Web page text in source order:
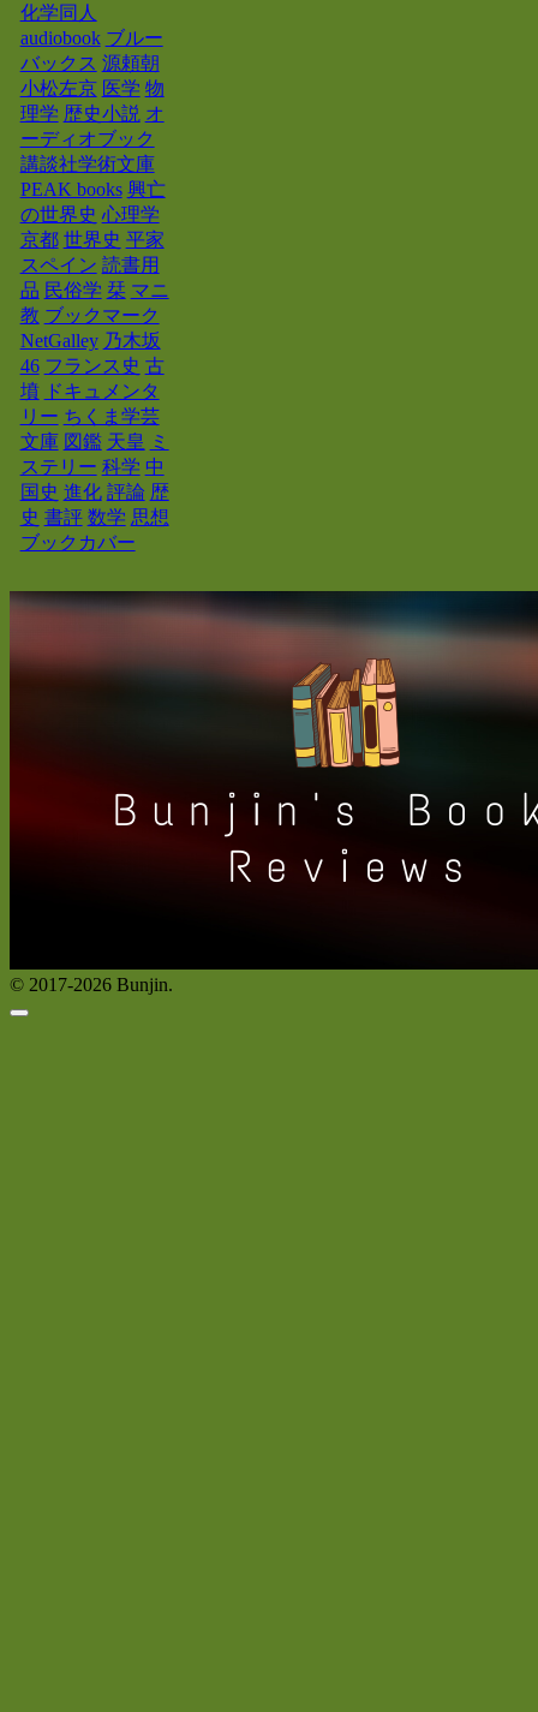
化学同人
audiobook ブルー
バックス 源頼朝
小松左京 医学 物
理学 歴史小説 オ
ーディオブック
講談社学術文庫
PEAK books 興亡
の世界史 心理学
京都 世界史 平家
スペイン 読書用
品 民俗学 栞 マニ
教 ブックマーク
NetGalley 乃木坂
46 フランス史 古
墳 ドキュメンタ
リー ちくま学芸
文庫 図鑑 天皇 ミ
ステリー 科学 中
国史 進化 評論 歴
史 書評 数学 思想
ブックカバー
© 2017-2026 Bunjin.